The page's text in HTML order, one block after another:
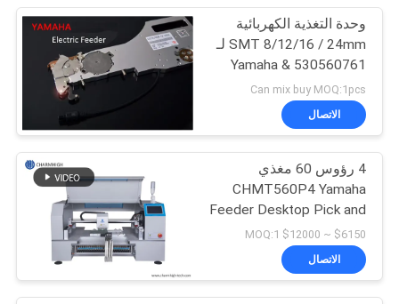
مقاطع
الفيديو
معلومات
جولة
المصنع
Place
خط إنتاج SMT
35
وحدة التغذية الكهربائية
SMT 8/12/16 / 24mm لـ
530560761 & Yamaha
YG12 YG200 YG100
YV100XG YV100XE
YV100II
Can mix buy MOQ:1pcs
الاتصال
4 رؤوس 60 مغذي
CHMT560P4 Yamaha
Feeder Desktop Pick and
Place Machine تجميع
ثنائي الفينيل متعدد الكلور
$6150 ~ $12000 MOQ:1
الاتصال